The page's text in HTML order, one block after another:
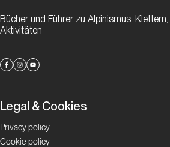
Bücher und Führer zu Alpinismus,
Aktivitäten
Legal & Cookies
Privacy policy
Cookie policy